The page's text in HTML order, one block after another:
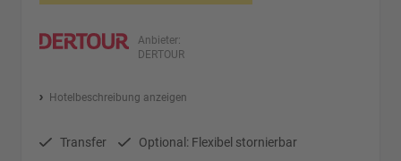
Anbieter:
DERTOUR
Hotelbeschreibung anzeigen
Transfer Optional: Flexibel stornierbar